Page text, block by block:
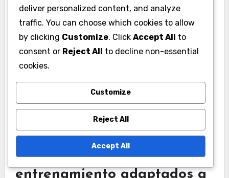
rugby implica una combinación de
entrenamiento adaptado, nutrición adecuada y
estrategias de recuperación efectivas. Cada
las capacidades generales de los jugadores,
particularmente al considerar sus posiciones
específicas en el campo.
Regímenes de
entrenamiento adaptados a
deliver personalized content, and analyze
traffic. You can choose which cookies to allow
by clicking Customize. Click Accept All to
consent or Reject All to decline non-essential
cookies.
Customize
Reject All
Accept All